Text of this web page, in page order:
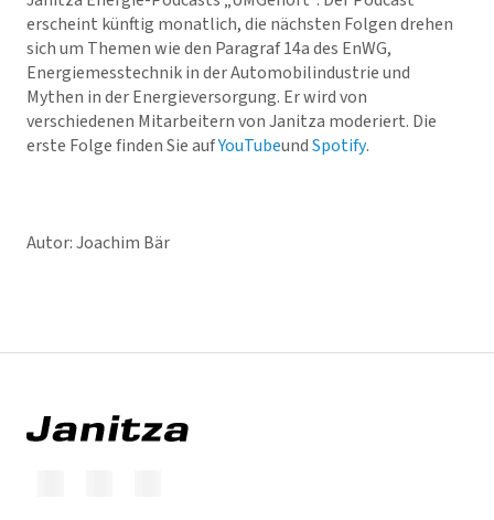
erscheint künftig monatlich, die nächsten Folgen drehen
sich um Themen wie den Paragraf 14a des EnWG,
Energiemesstechnik in der Automobilindustrie und
Mythen in der Energieversorgung. Er wird von
verschiedenen Mitarbeitern von Janitza moderiert. Die
erste Folge finden Sie aufYouTubeundSpotify.
Autor: Joachim Bär